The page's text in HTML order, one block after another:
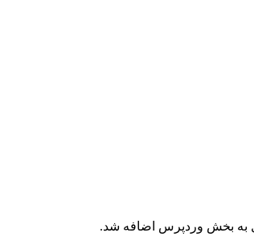
به بخش وردپرس اضافه شد.